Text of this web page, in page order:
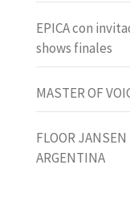
EPICA con
shows finales
MASTER OF
FLOOR
ARGENTINA